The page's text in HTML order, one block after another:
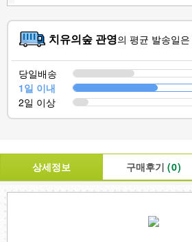
치유의숲 관영의 평균 발송일은
당일배송
1일 이내
2일 이상
상세정보 구매후기 (0)